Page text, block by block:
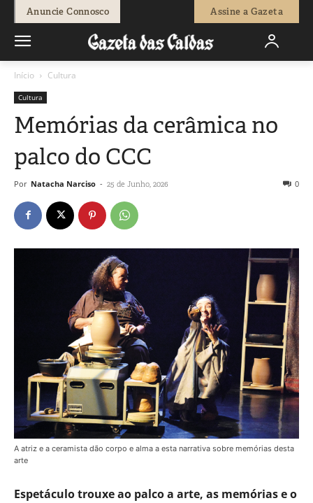
Anuncie Connosco Assine a Gazeta
Início Cultura
Cultura
Memórias da cerâmica no
palco do CCC
Por Natacha Narciso - 25 de Junho, 2026 0
A atriz e a ceramista dão corpo e alma a esta narrativa sobre memórias desta
arte
Espetáculo trouxe ao palco a arte, as memórias e o